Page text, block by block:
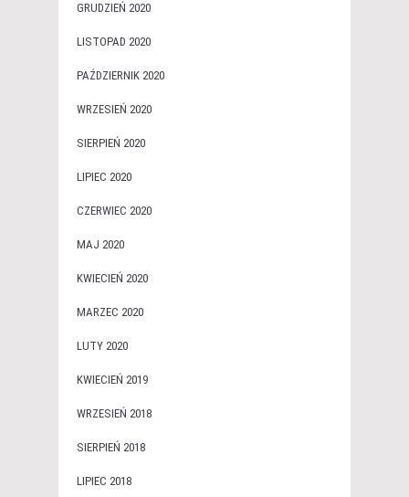
GRUDZIEŃ 2020
LISTOPAD 2020
PAŹDZIERNIK 2020
WRZESIEŃ 2020
SIERPIEŃ 2020
LIPIEC 2020
CZERWIEC 2020
MAJ 2020
KWIECIEŃ 2020
MARZEC 2020
LUTY 2020
KWIECIEŃ 2019
WRZESIEŃ 2018
SIERPIEŃ 2018
LIPIEC 2018